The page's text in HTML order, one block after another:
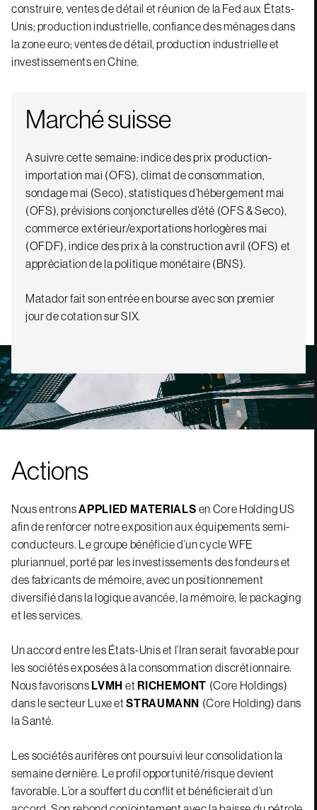
construire, ventes de détail et réunion de la Fed aux États-
Unis; production industrielle, confiance des ménages dans
la zone euro; ventes de détail, production industrielle et
investissements en Chine.
Marché suisse
A suivre cette semaine: indice des prix production-
importation mai (OFS), climat de consommation,
sondage mai (Seco), statistiques d’hébergement mai
(OFS), prévisions conjoncturelles d’été (OFS & Seco),
commerce extérieur/exportations horlogères mai
(OFDF), indice des prix à la construction avril (OFS) et
appréciation de la politique monétaire (BNS).
Matador fait son entrée en bourse avec son premier
jour de cotation sur SIX.
Actions
Nous entronsAPPLIED MATERIALS en Core Holding US
afin de renforcer notre exposition aux équipements semi-
conducteurs. Le groupe bénéficie d’un cycle WFE
pluriannuel, porté par les investissements des fondeurs et
des fabricants de mémoire, avec un positionnement
diversifié dans la logique avancée, la mémoire, le packaging
et les services.
Un accord entre les États-Unis et l’Iran serait favorable pour
les sociétés exposées à la consommation discrétionnaire.
Nous favorisonsLVMHetRICHEMONT (Core Holdings)
dans le secteur Luxe etSTRAUMANN (Core Holding) dans
la Santé.
Les sociétés aurifères ont poursuivi leur consolidation la
semaine dernière. Le profil opportunité/risque devient
favorable. L’or a souffert du conflit et bénéficierait d’un